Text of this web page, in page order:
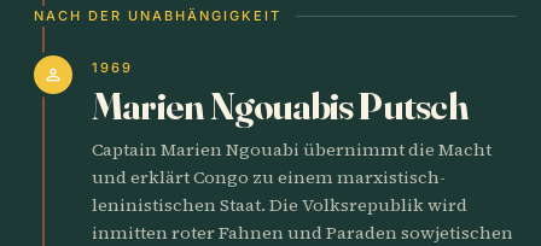
NACH DER UNABHÄNGIGKEIT
person 1969
Marien Ngouabis Putsch
Captain Marien Ngouabi übernimmt die Macht
und erklärt Congo zu einem marxistisch-
leninistischen Staat. Die Volksrepublik wird
inmitten roter Fahnen und Paraden sowjetischen